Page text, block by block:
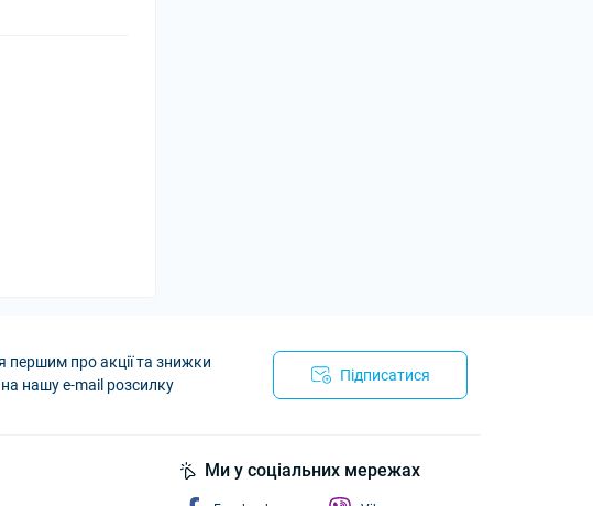
першим про акції та знижки
на нашу e-mail розсилку
Підписатися
Ми у соціальних мережах